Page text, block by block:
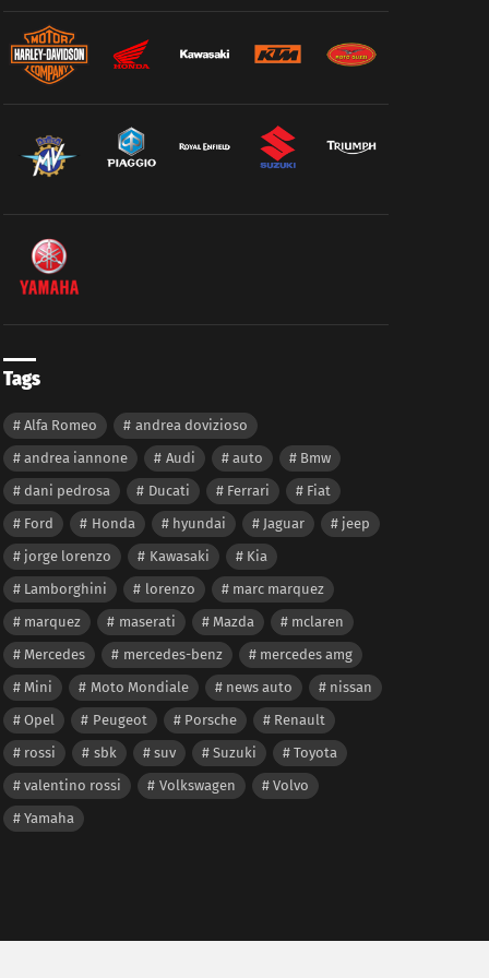
Tags
Alfa Romeo
andrea dovizioso
andrea iannone
Audi auto
Bmw
dani pedrosa
Ducati Ferrari
Fiat
Ford
Honda hyundai Jaguar
jeep
jorge lorenzo
Kawasaki
Kia
Lamborghini
lorenzo
marc marquez
marquez
maserati Mazda
mclaren
Mercedes
mercedes-benz
mercedes amg
Mini
Moto Mondiale news auto
nissan
Opel
Peugeot Porsche
Renault
rossi
sbk suv Suzuki
Toyota
valentino rossi
Volkswagen
Volvo
Yamaha